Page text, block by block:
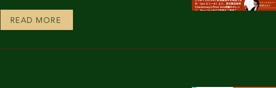
READ MORE